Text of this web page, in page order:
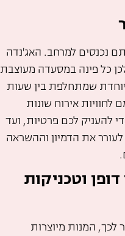
נכנסים למרחב. האג'נדה
כל פינה במסעדה מעוצבת
שמתחלפת בין שעות
אירוח שונות
להעניק לכם פרטיות, ועד
את הדמיון וההשראה
וטכניקות
לכך, המנות מיוצרות